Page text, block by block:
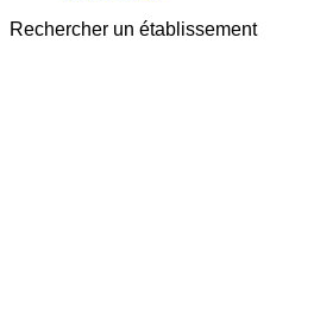
Rechercher un établissement